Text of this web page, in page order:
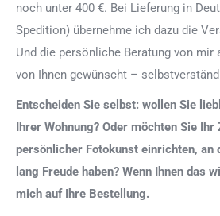
noch unter 400 €. Bei Lieferung in
Spedition) übernehme ich dazu die
Und die persönliche Beratung von
von Ihnen gewünscht –
Entscheiden Sie selbst: wollen Sie
Ihrer Wohnung? Oder möchten Sie
persönlicher Fotokunst einrichten, an
lang Freude haben? Wenn Ihnen das
mich auf Ihre Bestellung.